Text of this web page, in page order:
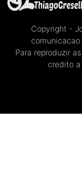
Copyright -
Para reproduzir
credito